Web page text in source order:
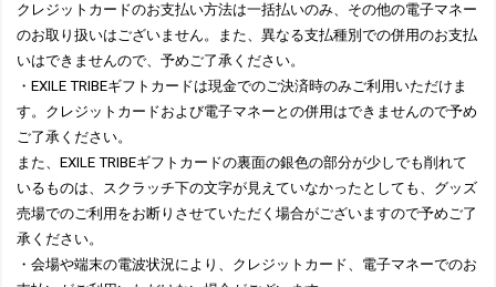
クレジットカードのお支払い方法は一括払いのみ、その他の電子マネー
のお取り扱いはございません。また、異なる支払種別での併用のお支払
いはできませんので、予めご了承ください。
・EXILE TRIBEギフトカードは現金でのご決済時のみご利用いただけま
す。クレジットカードおよび電子マネーとの併用はできませんので予め
ご了承ください。
また、EXILE TRIBEギフトカードの裏面の銀色の部分が少しでも削れて
いるものは、スクラッチ下の文字が見えていなかったとしても、グッズ
売場でのご利用をお断りさせていただく場合がございますので予めご了
承ください。
・会場や端末の電波状況により、クレジットカード、電子マネーでのお